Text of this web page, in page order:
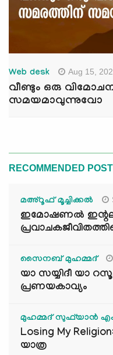
Web desk Aug 15,
വീണ്ടും ഒരു
സമയമാവുന്നുവോ
RECOMMENDED
മഅ്റൂഫ് മൂച്ചിക്കല്‍
ഇമോഷണൽ
സൈനബ് മുഹമ്മദ്
യാ സയ്യിദീ യാ
പ്രണയകാവ്യം
മുഹമ്മദ് സുഫ്‌യാൻ
Losing My
യാത്ര